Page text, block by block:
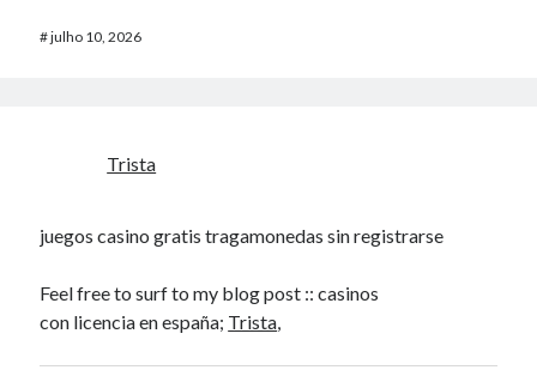
#julho 10, 2026
Trista
juegos casino gratis tragamonedas sin registrarse
Feel free to surf to my blog post :: casinos
con licencia en españa; Trista,